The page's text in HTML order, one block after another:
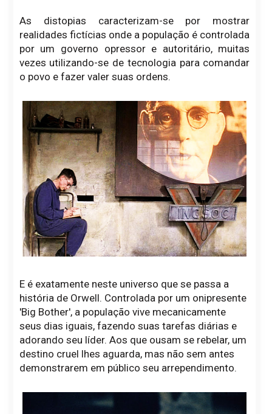
As distopias caracterizam-se por mostrar
realidades fictícias onde a população é controlada
por um governo opressor e autoritário, muitas
vezes utilizando-se de tecnologia para comandar
o povo e fazer valer suas ordens.
E é exatamente neste universo que se passa a
história de Orwell. Controlada por um onipresente
'Big Bother', a população vive mecanicamente
seus dias iguais, fazendo suas tarefas diárias e
adorando seu líder. Aos que ousam se rebelar, um
destino cruel lhes aguarda, mas não sem antes
demonstrarem em público seu arrependimento.